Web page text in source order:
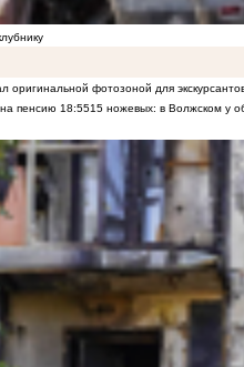
оригинальной фотозоной для
пенсию 18:5515 ножевых: в Волжском у